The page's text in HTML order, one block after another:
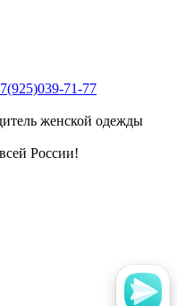
71-77
женской одежды
России!